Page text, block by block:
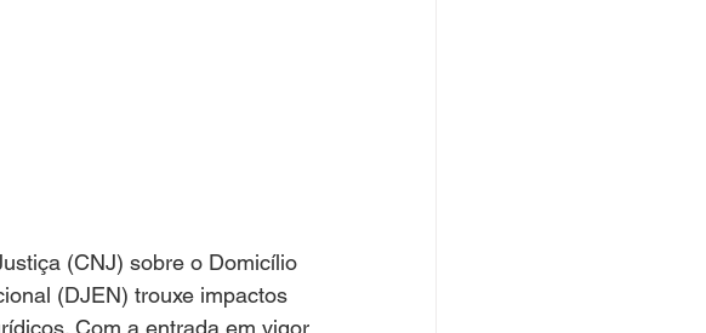
(CNJ) sobre o Domicílio
(DJEN) trouxe impactos
Com a entrada em vigor